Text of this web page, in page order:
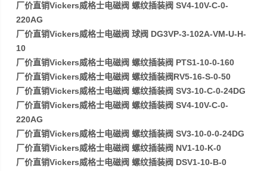
厂价直销Vickers威格士电磁阀 螺纹插装阀 SV4-10V-C-0-
220AG
厂价直销Vickers威格士电磁阀 球阀 DG3VP-3-102A-VM-U-H-
10
厂价直销Vickers威格士电磁阀 螺纹插装阀 PTS1-10-0-160
厂价直销Vickers威格士电磁阀 螺纹插装阀RV5-16-S-0-50
厂价直销Vickers威格士电磁阀 螺纹插装阀 SV3-10-C-0-24DG
厂价直销Vickers威格士电磁阀 螺纹插装阀 SV4-10V-C-0-
220AG
厂价直销Vickers威格士电磁阀 螺纹插装阀 SV3-10-0-0-24DG
厂价直销Vickers威格士电磁阀 螺纹插装阀 NV1-10-K-0
厂价直销Vickers威格士电磁阀 螺纹插装阀 DSV1-10-B-0